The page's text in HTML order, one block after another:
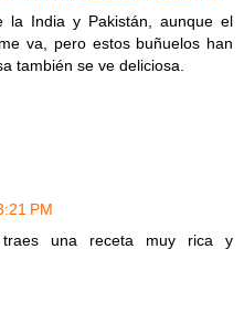
la India y Pakistán, aunque el
va, pero estos buñuelos han
también se ve deliciosa.
PM
una receta muy rica y